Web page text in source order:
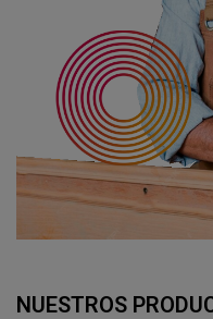
NUESTROS